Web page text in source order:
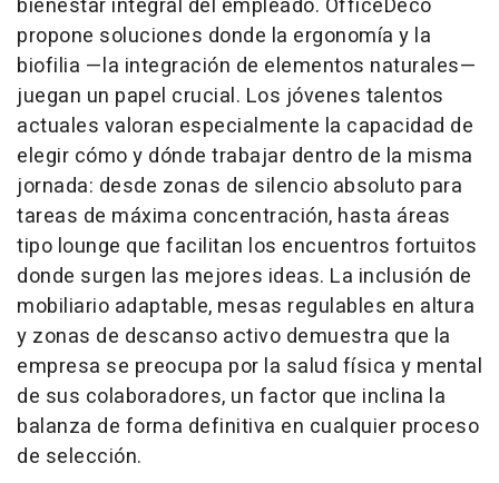
bienestar integral del empleado. OfficeDeco
propone soluciones donde la ergonomía y la
biofilia —la integración de elementos naturales—
juegan un papel crucial. Los jóvenes talentos
actuales valoran especialmente la capacidad de
elegir cómo y dónde trabajar dentro de la misma
jornada: desde zonas de silencio absoluto para
tareas de máxima concentración, hasta áreas
tipo lounge que facilitan los encuentros fortuitos
donde surgen las mejores ideas. La inclusión de
mobiliario adaptable, mesas regulables en altura
y zonas de descanso activo demuestra que la
empresa se preocupa por la salud física y mental
de sus colaboradores, un factor que inclina la
balanza de forma definitiva en cualquier proceso
de selección.